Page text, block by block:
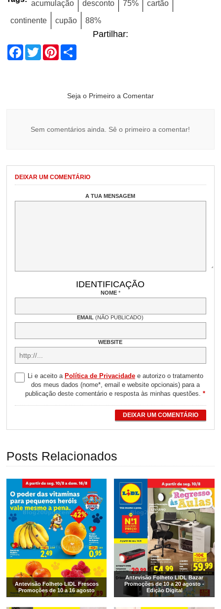
acumulação desconto 75% cartão
continente cupão 88%
Partilhar:
Facebook
TwitterPinterest
Seja o Primeiro a Comentar
Sem comentários ainda. Sê o primeiro a comentar!
DEIXAR UM COMENTÁRIO
A TUA MENSAGEM
IDENTIFICAÇÃO
NOME *
EMAIL(NÃO PUBLICADO)
WEBSITE
Li e aceito a Política de Privacidadee autorizo o tratamento
dos meus dados (nome*, email e website opcionais) para a
publicação deste comentário e resposta às minhas questões.*
DEIXAR UM COMENTÁRIO
Posts Relacionados
Antevisão Folheto LIDL Frescos
Promoções de 10 a 16 agosto
Antevisão Folheto LIDL Bazar
Promoções de 10 a 20 agosto -
Edição Digital